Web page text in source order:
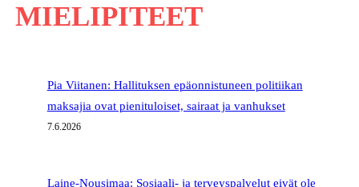
MIELIPITEET
Pia Viitanen: Hallituksen epäonnistuneen politiikan
maksajia ovat pienituloiset, sairaat ja vanhukset
7.6.2026
Laine-Nousimaa: Sosiaali- ja terveyspalvelut eivät ole